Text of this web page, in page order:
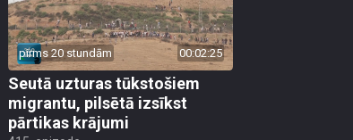
pirms 20 stundām 00:02:25
Seutā uzturas tūkstošiem
migrantu, pilsētā izsīkst
pārtikas krājumi